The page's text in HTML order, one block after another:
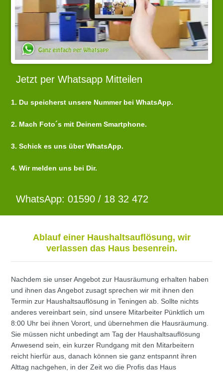
Jetzt per Whatsapp Mitteilen
1. Du speicherst unsere Nummer bei WhatsApp.
2. Mach Foto´s mit Deinem Smartphone.
3. Schick es uns über WhatsApp.
4. Wir melden uns bei Dir.
WhatsApp: 01590 / 18 32 472
Ablauf einer Haushaltsauflösung, wir
verlassen das Haus besenrein.
Nachdem sie unser Angebot zur Hausräumung erhalten haben
und ihnen das Angebot zusagt sprechen wir mit ihnen den
Termin zur Haushaltsauflösung in Teningen ab. Sollte nichts
anderes vereinbart sein, sind unsere Mitarbeiter Pünktlich um
8:00 Uhr bei ihnen Vorort, und übernehmen die Hausräumung.
Sie müssen nicht unbedingt am Tag der Haushaltsauflösung
Anwesend sein, ein kurzer Rundgang mit den Mitarbeitern
reicht hierfür aus, danach können sie ganz entspannt ihren
Alttag nachgehen, in der Zeit wo die Profis das Haus